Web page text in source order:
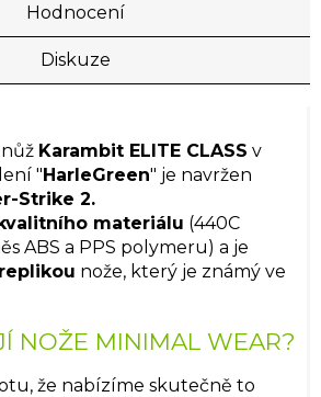
Hodnocení
Diskuze
Karambit ELITE CLASS v
"HarleGreen" je navržen
Strike 2.
materiálu (440C
ABS a PPS polymeru) a je
nože, který je známý ve
NOŽE MINIMAL WEAR?
že nabízíme skutečně to